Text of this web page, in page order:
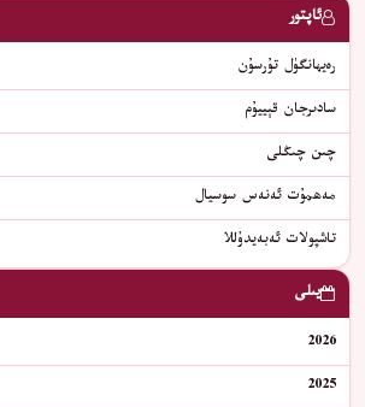
ئاپتور
رەيھانگۈل تۇرسۇن
سادىرجان قېييۇم
چىن چىڭلى
ﻣﻪﮬﻤﯘﺕ ﺋﻪﻧﻪﺱ ﺳﻮﺳﻴﺎﻝ
تاشپولات ئەبەيدۇللا
يىلى
2026
2025